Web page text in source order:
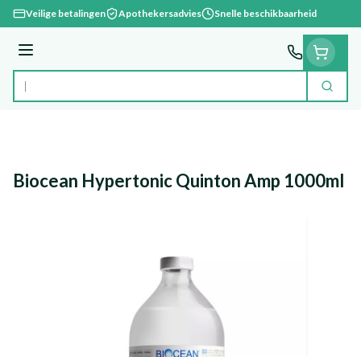
Ga naar de inhoud
Veilige betalingen Apothekersadvies Snelle beschikbaarheid
Menu
Product, merk, categorie... Zoek
Biocean Hypertonic Quinton Amp 1000ml